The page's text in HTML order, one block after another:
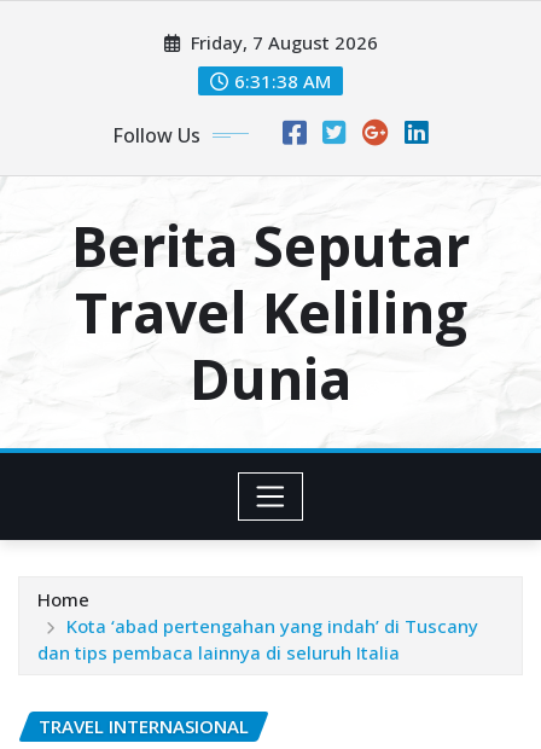
Friday, 7 August 2026
6:31:39 AM
Follow Us
Berita Seputar
Travel Keliling
Dunia
Home
Kota ‘abad pertengahan уаng іndаh’ dі Tuscany
dаn tірѕ реmbаса lаіnnуа di seluruh Itаlіа
TRAVEL INTERNASIONAL